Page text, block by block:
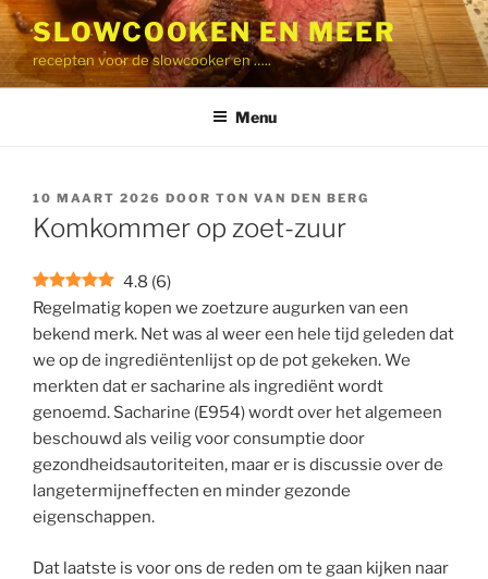
Ga
naar
de
inhoud
SLOWCOOKEN EN MEER
recepten voor de slowcooker en …..
Menu
GEPLAATST
OP
10 MAART 2026 DOOR TON VAN DEN BERG
Komkommer op zoet-zuur
4.8 (6)
Regelmatig kopen we zoetzure augurken van een
bekend merk. Net was al weer een hele tijd geleden dat
we op de ingrediëntenlijst op de pot gekeken. We
merkten dat er sacharine als ingrediënt wordt
genoemd. Sacharine (E954) wordt over het algemeen
beschouwd als veilig voor consumptie door
gezondheidsautoriteiten, maar er is discussie over de
langetermijneffecten en minder gezonde
eigenschappen.
Dat laatste is voor ons de reden om te gaan kijken naar